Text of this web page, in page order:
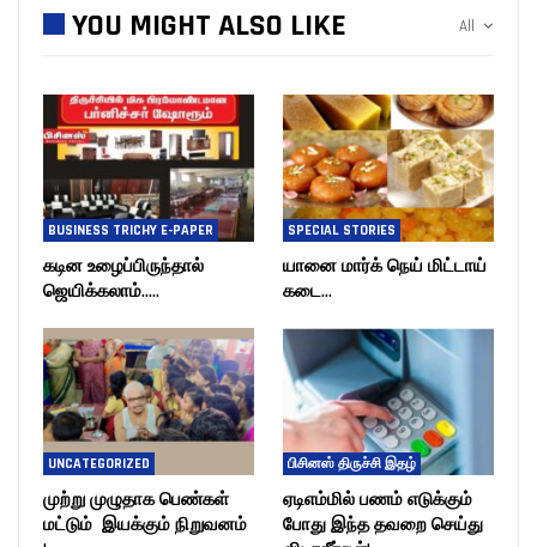
All
YOU MIGHT ALSO LIKE
BUSINESS TRICHY E-PAPER
கடின உழைப்பிருந்தால்
ஜெயிக்கலாம்…..
SPECIAL STORIES
யானை மார்க் நெய் மிட்டாய்
கடை…
UNCATEGORIZED
முற்று முழுதாக பெண்கள்
மட்டும் இயக்கும் நிறுவனம்
பிசினஸ் திருச்சி இதழ்
ஏடிஎம்மில் பணம் எடுக்கும்
போது இந்த தவறை செய்து